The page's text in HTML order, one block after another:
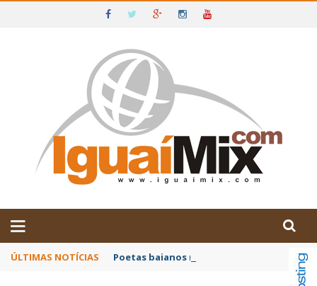
IGUAÍ E SUDOESTE DA BAHIA
ÚLTIMAS NOTÍCIAS Poetas baianos representam o Brasil no